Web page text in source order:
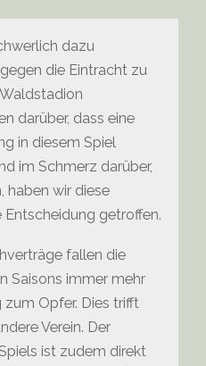
dazu
die Eintracht zu
darüber, dass eine
in diesem Spiel
im Schmerz darüber,
haben wir diese
getroffen.
fallen die
Saisons immer mehr
Opfer. Dies trifft
Verein. Der
ist zudem direkt